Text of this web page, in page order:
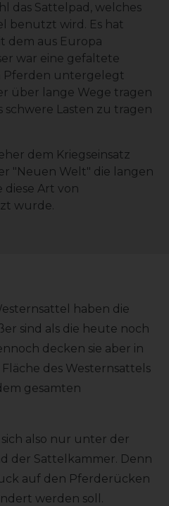
das Sattelpad, welches
benutzt wird. Es hat
dem aus Europa
war eine gefaltete
Pferden untergelegt
über lange Wege tragen
schwere Lasten zu tragen
dem Kriegseinsatz
"Neuen Welt" die langen
diese Art von
wurde.
haben die
sind als die heute noch
decken sie aber in
des Westernsattels
gesamten
also nur unter der
der Sattelkammer. Denn
auf den Pferderücken
werden soll.